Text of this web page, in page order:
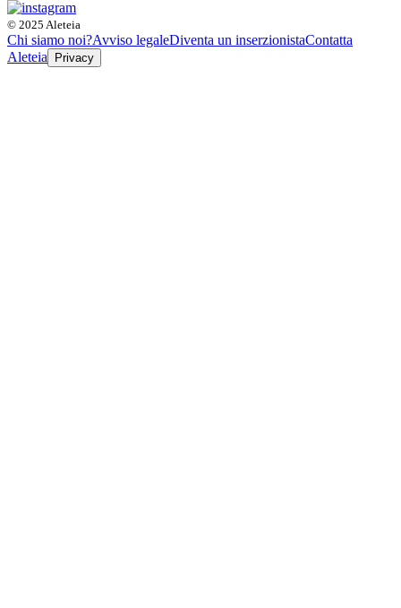
© 2025 Aleteia
Chi siamo noi?Avviso legaleDiventa un inserzionistaContatta
Aleteia
Privacy